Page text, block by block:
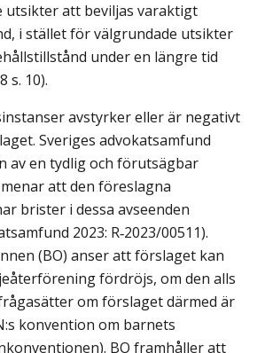
utsikter att beviljas varaktigt
i stället för välgrundade utsikter
under en längre tid
s. 10).
avstyrker eller är negativt
Sveriges advokatsamfund
av en tydlig och förutsägbar
att den föreslagna
brister i dessa avseenden
2023: R‑2023/00511).
(BO) anser att förslaget kan
fördröjs, om den alls
om förslaget därmed är
konvention om barnets
BO framhåller att